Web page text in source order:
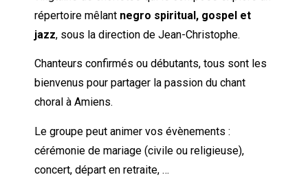
répertoire mêlant negro spiritual, gospel et
jazz, sous la direction de Jean-Christophe.
Chanteurs confirmés ou débutants, tous sont les
bienvenus pour partager la passion du chant
choral à Amiens.
Le groupe peut animer vos évènements :
cérémonie de mariage (civile ou religieuse),
concert, départ en retraite, …